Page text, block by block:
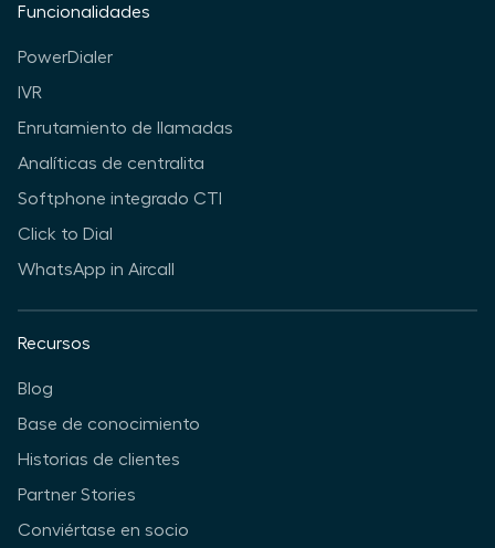
Funcionalidades
PowerDialer
IVR
Enrutamiento de llamadas
Analíticas de centralita
Softphone integrado CTI
Click to Dial
WhatsApp in Aircall
Recursos
Blog
Base de conocimiento
Historias de clientes
Partner Stories
Conviértase en socio